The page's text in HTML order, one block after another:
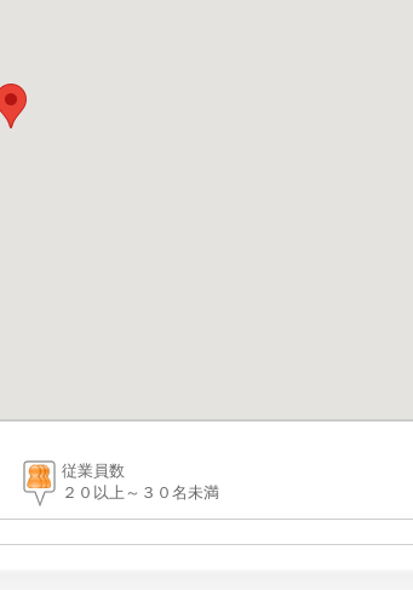
従業員数
２０以上～３０名未満